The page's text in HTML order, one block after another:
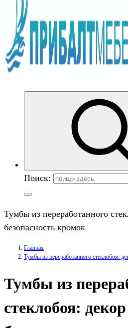
Поиск:
Тумбы из переработанного
безопасность кромок
Главная
Тумбы из переработанного стеклобоя:
Тумбы из
стеклобоя: